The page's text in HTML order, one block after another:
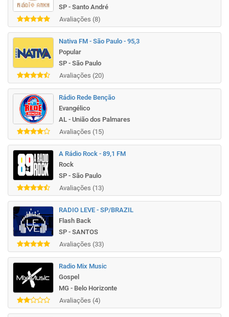
SP - Santo André
Avaliações (8)
Nativa FM - São Paulo - 95,3
Popular
SP - São Paulo
Avaliações (20)
Rádio Rede Benção
Evangélico
AL - União dos Palmares
Avaliações (15)
A Rádio Rock - 89,1 FM
Rock
SP - São Paulo
Avaliações (13)
RADIO LEVE - SP/BRAZIL
Flash Back
SP - SANTOS
Avaliações (33)
Radio Mix Music
Gospel
MG - Belo Horizonte
Avaliações (4)